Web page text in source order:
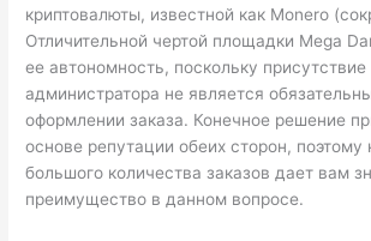
криптовалюты, известной как Monero
Отличительной чертой площадки Mega
ее автономность, поскольку
администратора не является
оформлении заказа. Конечное решение
основе репутации обеих сторон, поэтому
большого количества заказов дает вам
преимущество в данном вопросе.